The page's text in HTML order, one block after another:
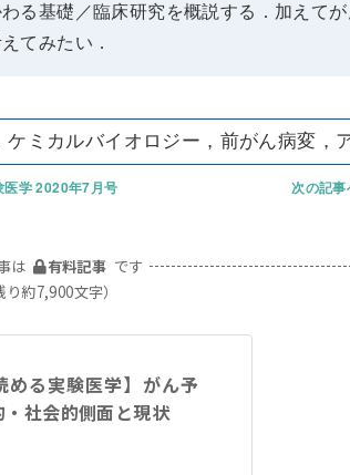
る基礎／臨床研究を概説する．加えて
てみたい．
ミカルバイオロジー，前がん病変，
医学 2020年7月号 次の記事
は 有料記事 です
り約7,900文字）
める実験医学】がん予
社会的側面と現状